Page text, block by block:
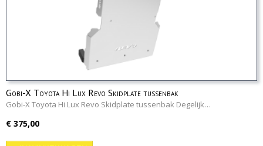
Gobi-X Toyota Hi Lux Revo Skidplate tussenbak
Gobi-X Toyota Hi Lux Revo Skidplate tussenbak Degelijk…
€ 375,00